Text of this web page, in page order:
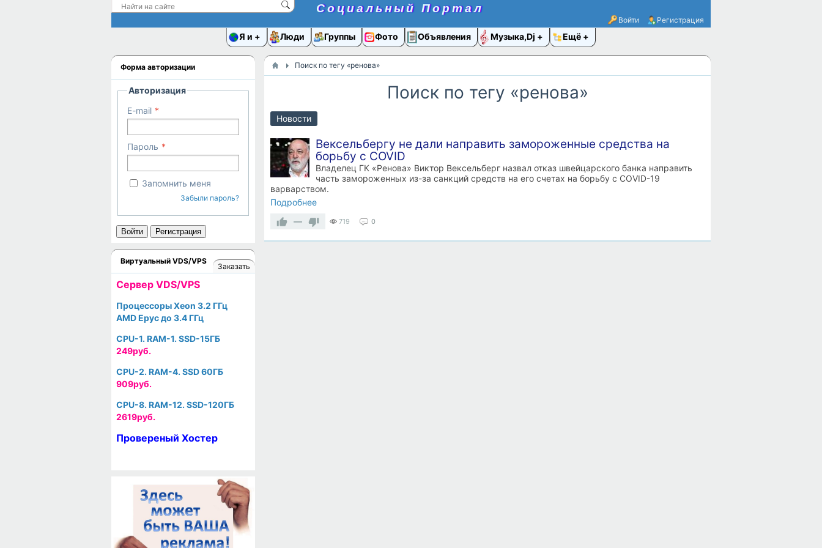
Социальный Портал
Войти Регистрация
Я и Люди Группы Фото Объявления Музыка,Dj Ещё
Поиск по тегу «ренова»
Поиск по тегу «ренова»
Новости
Вексельбергу не дали направить замороженные средства на
борьбу с COVID
Владелец ГК «Ренова» Виктор Вексельберг назвал отказ швейцарского банка направить
часть замороженных из-за санкций средств на его счетах на борьбу с COVID-19
варварством.
Подробнее
—
719 0
Форма авторизации
Авторизация
E-mail
Пароль
Запомнить меня
Забыли пароль?
Войти Регистрация
Виртуальный VDS/VPS
Заказать
Cервер VDS/VPS
Процессоры Xeon 3.2 ГГц
AMD Epyc до 3.4 ГГц
CPU-1. RAM-1. SSD-15ГБ
249руб.
CPU-2. RAM-4. SSD 60ГБ
909руб.
CPU-8. RAM-12. SSD-120ГБ
2619руб.
Провереный Хостер